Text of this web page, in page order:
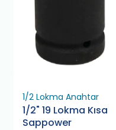
1/2 Lokma Anahtar
1/2" 19 Lokma Kısa
Sappower